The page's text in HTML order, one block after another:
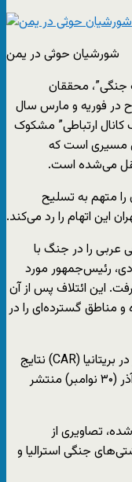
شورشیان حوثی در یمن
محققان
در فوریه و مارس سال
“یک کانال ارتباطی” مشکوک
مسیری است که
می‌شده است.
را متهم به تسلیح
این اتهام را رد می‌کند.
عربی را در جنگ با
رئیس‌جمهور مورد
این ائتلاف پس از آن
مناطق گسترده‌ای را در
مؤسسه “تحقیقات تسلیحات جنگی” مستقر در بریتانیا (CAR) نتایج
تحلیل خود را در گزارشی در روز چهارشنبه ۱۰ آذر (۳۰ نوامبر) منتشر
تصاویری از
جنگی استرالیا و